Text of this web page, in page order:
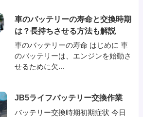
車のバッテリーの寿命と交換時期
は？長持ちさせる方法も解説
車のバッテリーの寿命 はじめに 車
のバッテリーは、エンジンを始動さ
せるために欠...
JB5ライフバッテリー交換作業
バッテリー交換時期初期症状 今日